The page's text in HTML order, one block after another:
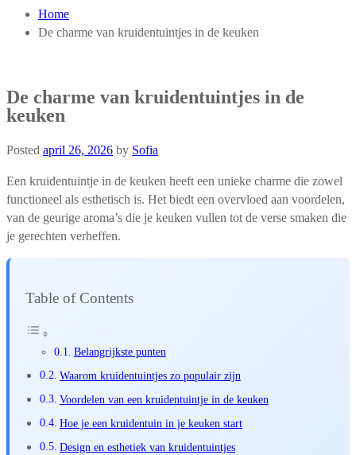
Home
De charme van kruidentuintjes in de keuken
De charme van kruidentuintjes in de
keuken
Posted april 26, 2026 by Sofia
Een kruidentuintje in de keuken heeft een unieke charme die zowel
functioneel als esthetisch is. Het biedt een overvloed aan voordelen,
van de geurige aroma’s die je keuken vullen tot de verse smaken die
je gerechten verheffen.
Table of Contents
Belangrijkste punten
Waarom kruidentuintjes zo populair zijn
Voordelen van een kruidentuintje in de keuken
Hoe je een kruidentuin in je keuken start
Design en esthetiek van kruidentuintjes